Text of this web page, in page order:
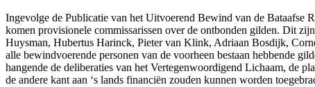
Ingevolge de Publicatie van het Uitvoerend Bewind van de Bataafse
komen provisionele commissarissen over de ontbonden gilden. Dit
Huysman, Hubertus Harinck, Pieter van Klink, Adriaan Bosdijk,
alle bewindvoerende personen van de voorheen bestaan hebbende
hangende de deliberaties van het Vertegenwoordigend Lichaam, de
de andere kant aan ‘s lands financiën zouden kunnen worden